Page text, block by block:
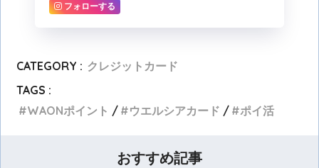
フォローする
CATEGORY : クレジットカード
TAGS :
WAONポイント
ウエルシアカード ポイ活
おすすめ記事